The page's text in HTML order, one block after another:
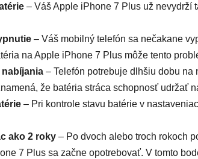
– Váš Apple iPhone 7 Plus už nevydrží
– Váš mobilný telefón sa nečakane
na Apple iPhone 7 Plus môže tento
nabíjania – Telefón potrebuje dlhšiu dobu
že batéria stráca schopnosť udržať
– Pri kontrole stavu batérie v
ako 2 roky – Po dvoch alebo troch rokoch
7 Plus sa začne opotrebovať. V tomto